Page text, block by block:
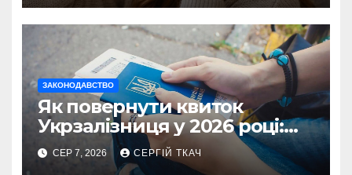
ЗАКОНОДАВСТВО
Як повернути квиток
Укрзалізниця у 2026 році:
правила і суми
СЕР 7, 2026 СЕРГІЙ ТКАЧ